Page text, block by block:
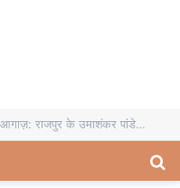
बक्सर में 16 वर्षों बाद पावरलिफ्टिंग का भव्य आगाज़: राजपुर के उमाशंकर पांडेय बने जिला चैंपियन, 505 किग्रा वजन उठाकर लहराया परचम